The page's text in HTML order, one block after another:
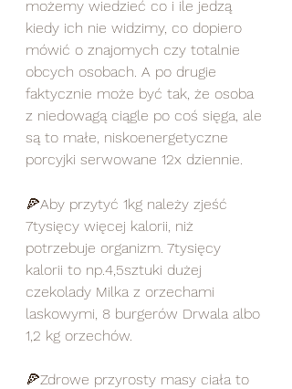
możemy wiedzieć co i ile jedzą
kiedy ich nie widzimy, co dopiero
mówić o znajomych czy totalnie
obcych osobach. A po drugie
faktycznie może być tak, że osoba
z niedowagą ciągle po coś sięga, ale
są to małe, niskoenergetyczne
porcyjki serwowane 12x dziennie.
🍕Aby przytyć 1kg należy zjeść
7tysięcy więcej kalorii, niż
potrzebuje organizm. 7tysięcy
kalorii to np.4,5sztuki dużej
czekolady Milka z orzechami
laskowymi, 8 burgerów Drwala albo
1,2 kg orzechów.
🍕Zdrowe przyrosty masy ciała to